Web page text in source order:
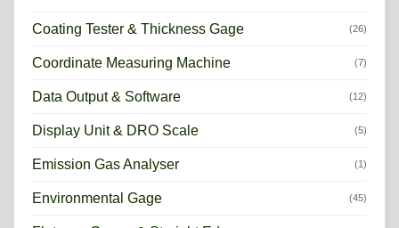
Coating Tester & Thickness Gage (26)
Coordinate Measuring Machine (7)
Data Output & Software (12)
Display Unit & DRO Scale (5)
Emission Gas Analyser (1)
Environmental Gage (45)